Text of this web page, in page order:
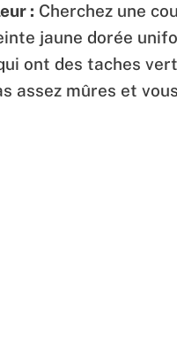
: Cherchez une
jaune dorée
ont des taches
assez mûres et